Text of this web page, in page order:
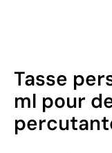
Tasse
ml pour